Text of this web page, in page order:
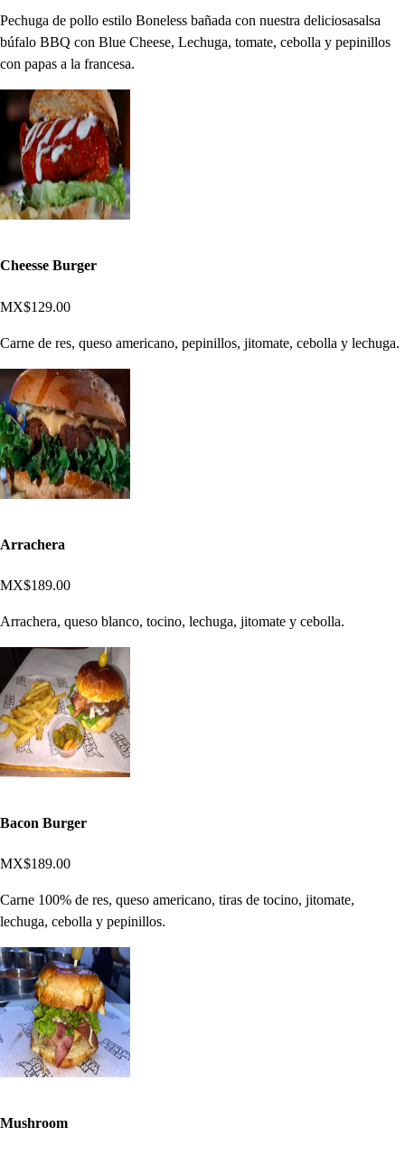
Pechuga de pollo estilo Boneless bañada con nuestra deliciosasalsa
búfalo BBQ con Blue Cheese, Lechuga, tomate, cebolla y pepinillos
con papas a la francesa.
Cheesse Burger
MX$129.00
Carne de res, queso americano, pepinillos, jitomate, cebolla y lechuga.
Arrachera
MX$189.00
Arrachera, queso blanco, tocino, lechuga, jitomate y cebolla.
Bacon Burger
MX$189.00
Carne 100% de res, queso americano, tiras de tocino, jitomate,
lechuga, cebolla y pepinillos.
Mushroom